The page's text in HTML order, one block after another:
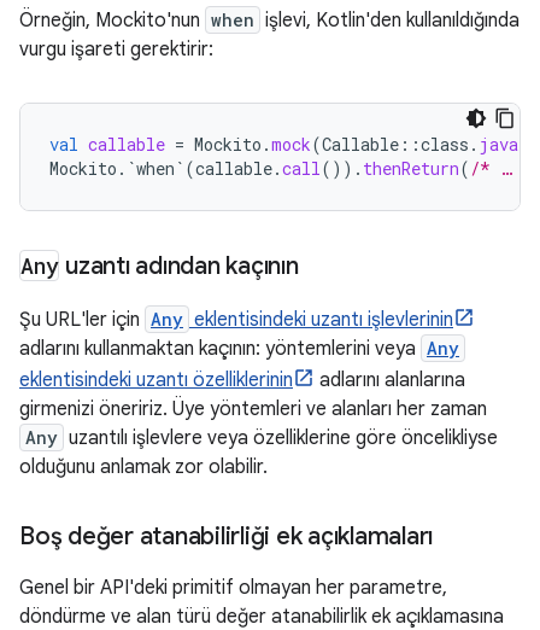
Örneğin, Mockito'nun when işlevi, Kotlin'den kullanıldığında
vurgu işareti gerektirir:
val callable = Mockito .mock(Callable ::class . java
Mockito . `when` (callable.call()). thenReturn( /* …
Any uzantı adından kaçının
Şu URL'ler için Any eklentisindeki uzantı işlevlerinin
adlarını kullanmaktan kaçının: yöntemlerini veya Any
eklentisindeki uzantı özelliklerinin
adlarını alanlarına
girmenizi öneririz. Üye yöntemleri ve alanları her zaman
Any uzantılı işlevlere veya özelliklerine göre öncelikliyse
olduğunu anlamak zor olabilir.
Boş değer atanabilirliği ek açıklamaları
Genel bir API'deki primitif olmayan her parametre,
döndürme ve alan türü değer atanabilirlik ek açıklamasına